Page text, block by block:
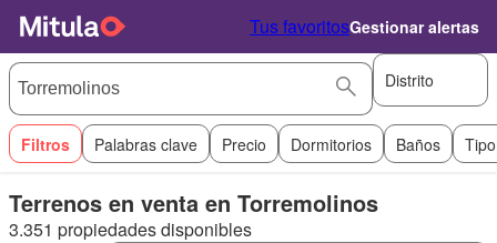
Tus favoritosGestionar alertas
Distrito
Filtros Palabras clave Precio Dormitorios Baños
Terrenos en venta en Torremolinos
3.351 propiedades disponibles